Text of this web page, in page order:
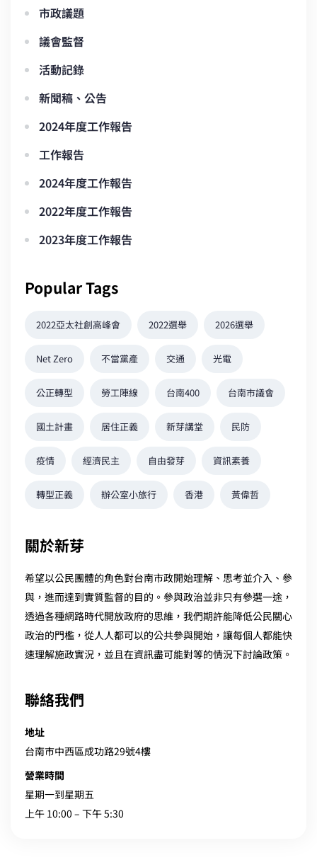
市政議題
議會監督
活動記錄
新聞稿、公告
2024年度工作報告
工作報告
2024年度工作報告
2022年度工作報告
2023年度工作報告
Popular Tags
2022亞太社創高峰會 2022選舉 2026選舉
Net Zero 不當黨產 交通 光電
公正轉型 勞工陣線 台南400 台南市議會
國土計畫 居住正義 新芽講堂 民防
疫情 經濟民主 自由發芽 資訊素養
轉型正義 辦公室小旅行 香港 黃偉哲
關於新芽
希望以公民團體的角色對台南市政開始理解、思考並介入、參
與，進而達到實質監督的目的。參與政治並非只有參選一途，
透過各種網路時代開放政府的思維，我們期許能降低公民關心
政治的門檻，從人人都可以的公共參與開始，讓每個人都能快
速理解施政實況，並且在資訊盡可能對等的情況下討論政策。
聯絡我們
地址
台南市中西區成功路29號4樓
營業時間
星期一到星期五
上午 10:00 – 下午 5:30